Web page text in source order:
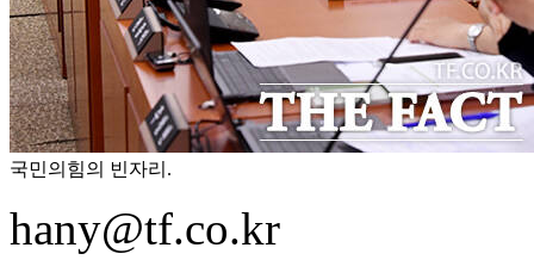
국민의힘의 빈자리.
hany@tf.co.kr